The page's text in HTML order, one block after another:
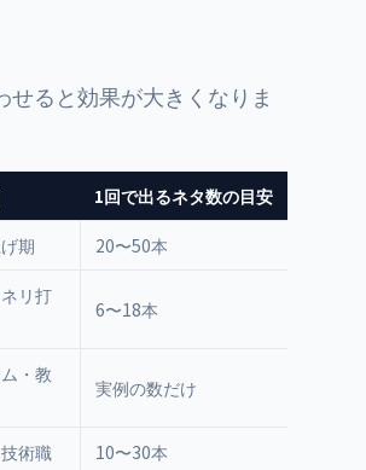
ると効果が大きくなりま
1回で出るネタ数の目安
期 20〜50本
リ打
6〜18本
・教
実例の数だけ
術職 10〜30本